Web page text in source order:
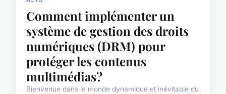
Comment implémenter un
système de gestion des droits
numériques (DRM) pour
protéger les contenus
multimédias?
Bienvenue dans le monde dynamique et inévitable du